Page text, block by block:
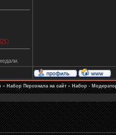
» Набор Персонала на сайт » Набор -